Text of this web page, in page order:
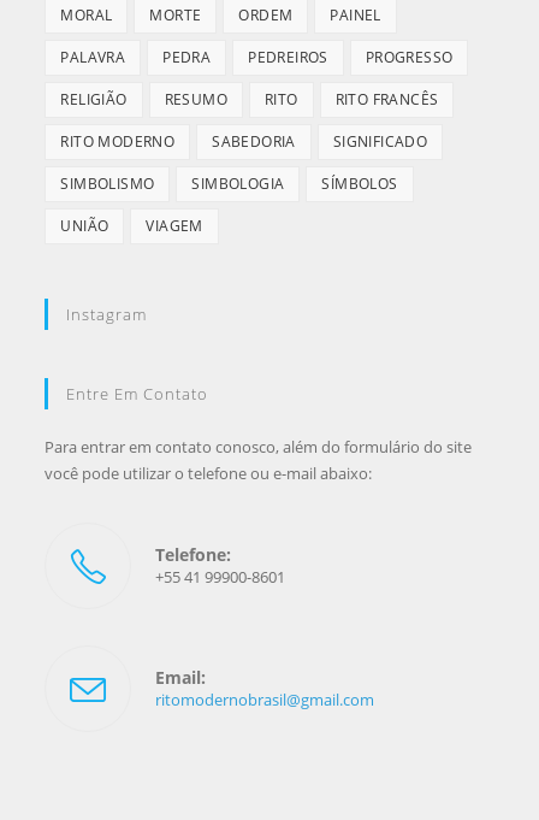
MORAL MORTE ORDEM PAINEL
PALAVRA PEDRA PEDREIROS PROGRESSO
RELIGIÃO RESUMO RITO RITO FRANCÊS
RITO MODERNO SABEDORIA SIGNIFICADO
SIMBOLISMO SIMBOLOGIA SÍMBOLOS
UNIÃO VIAGEM
Instagram
Entre Em Contato
Para entrar em contato conosco, além do formulário do site
você pode utilizar o telefone ou e-mail abaixo:
Telefone:
+55 41 99900-8601
Email:
ritomodernobrasil@gmail.com